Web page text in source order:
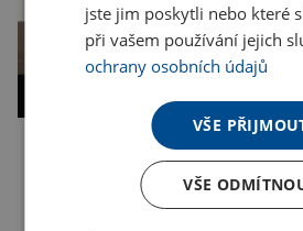
Kopírovat odkaz
jste jim poskytli nebo které
při vašem používání jejich
ochrany osobních údajů
VŠE
VŠE